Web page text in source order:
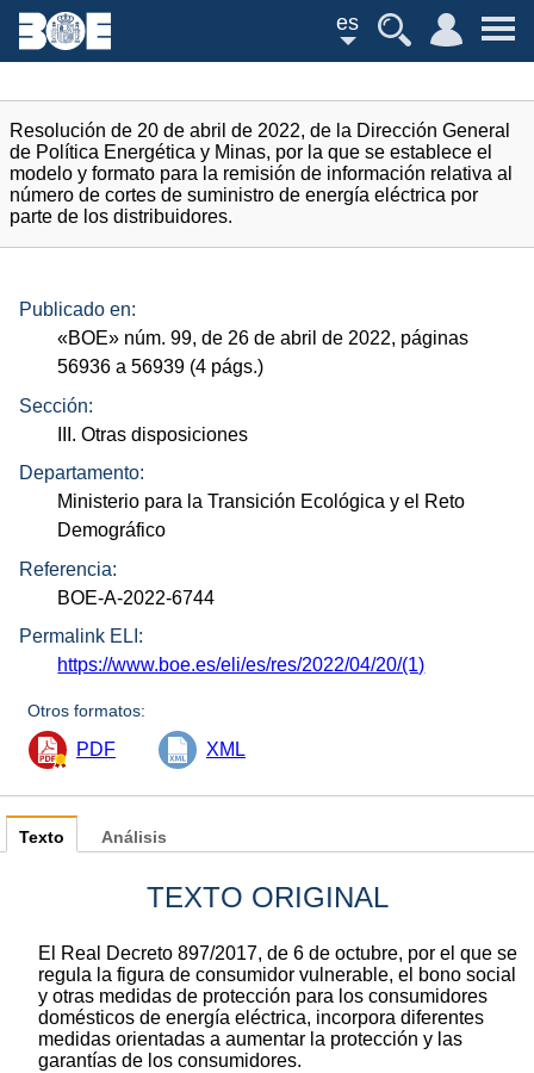
es
Resolución de 20 de abril de 2022, de la Dirección General
de Política Energética y Minas, por la que se establece el
modelo y formato para la remisión de información relativa al
número de cortes de suministro de energía eléctrica por
parte de los distribuidores.
Publicado en:
«BOE» núm. 99, de 26 de abril de 2022, páginas
56936 a 56939 (4 págs.)
Sección:
III. Otras disposiciones
Departamento:
Ministerio para la Transición Ecológica y el Reto
Demográfico
Referencia:
BOE-A-2022-6744
Permalink ELI:
https://www.boe.es/eli/es/res/2022/04/20/(1)
Otros formatos:
PDF XML
Texto
TEXTO ORIGINAL
El Real Decreto 897/2017, de 6 de octubre, por el que se
regula la figura de consumidor vulnerable, el bono social
y otras medidas de protección para los consumidores
domésticos de energía eléctrica, incorpora diferentes
medidas orientadas a aumentar la protección y las
garantías de los consumidores.
Análisis